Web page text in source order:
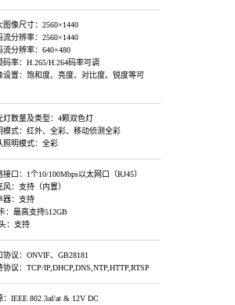
图像尺寸：2560×1440
流分辨率：2560×1440
流分辨率：640×480
码率：H.265/H.264码率可调
设置：饱和度、亮度、对比度、锐度等可
灯数量及类型：4颗双色灯
模式：红外、全彩、移动侦测全彩
照明模式：全彩
接口：1个10/100Mbps以太网口（RJ45）
风：支持（内置）
器：支持
：最高支持512GB
：支持
协议：ONVIF、GB28181
协议：TCP/IP,DHCP,DNS,NTP,HTTP,RTSP
：IEEE 802.3af/at & 12V DC